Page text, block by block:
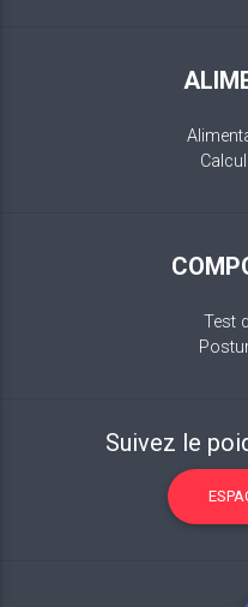
Test
Suivez le